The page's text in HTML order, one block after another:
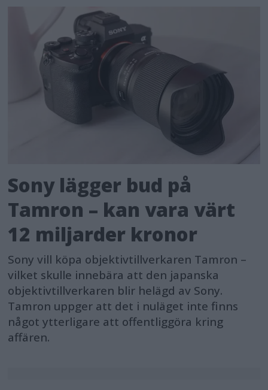
Sony lägger bud på
Tamron – kan vara värt
12 miljarder kronor
Sony vill köpa objektivtillverkaren Tamron –
vilket skulle innebära att den japanska
objektivtillverkaren blir helägd av Sony.
Tamron uppger att det i nuläget inte finns
något ytterligare att offentliggöra kring
affären.